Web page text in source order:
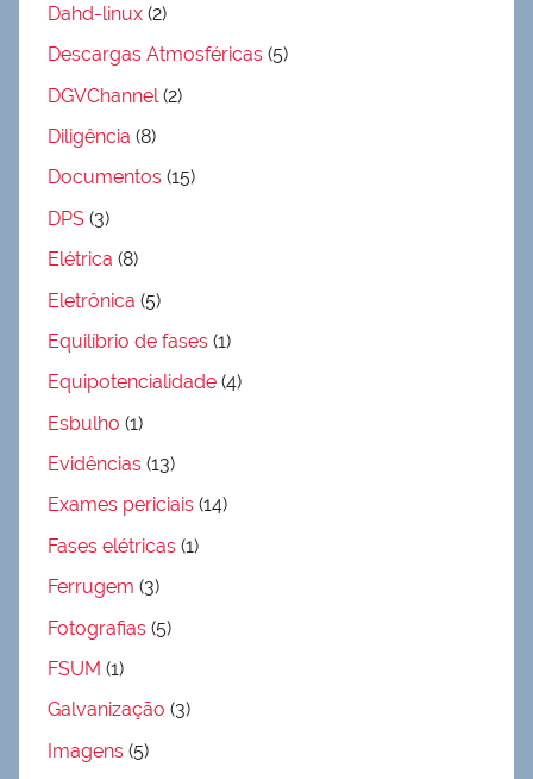
Dahd-linux (2)
Descargas Atmosféricas (5)
DGVChannel (2)
Diligência (8)
Documentos (15)
DPS (3)
Elétrica (8)
Eletrônica (5)
Equilíbrio de fases (1)
Equipotencialidade (4)
Esbulho (1)
Evidências (13)
Exames periciais (14)
Fases elétricas (1)
Ferrugem (3)
Fotografias (5)
FSUM (1)
Galvanização (3)
Imagens (5)